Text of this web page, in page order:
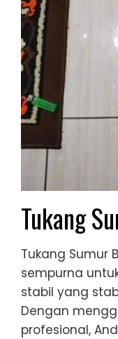
Tukang
Tukang Sumur
sempurna
stabil yang
Dengan
profesional,